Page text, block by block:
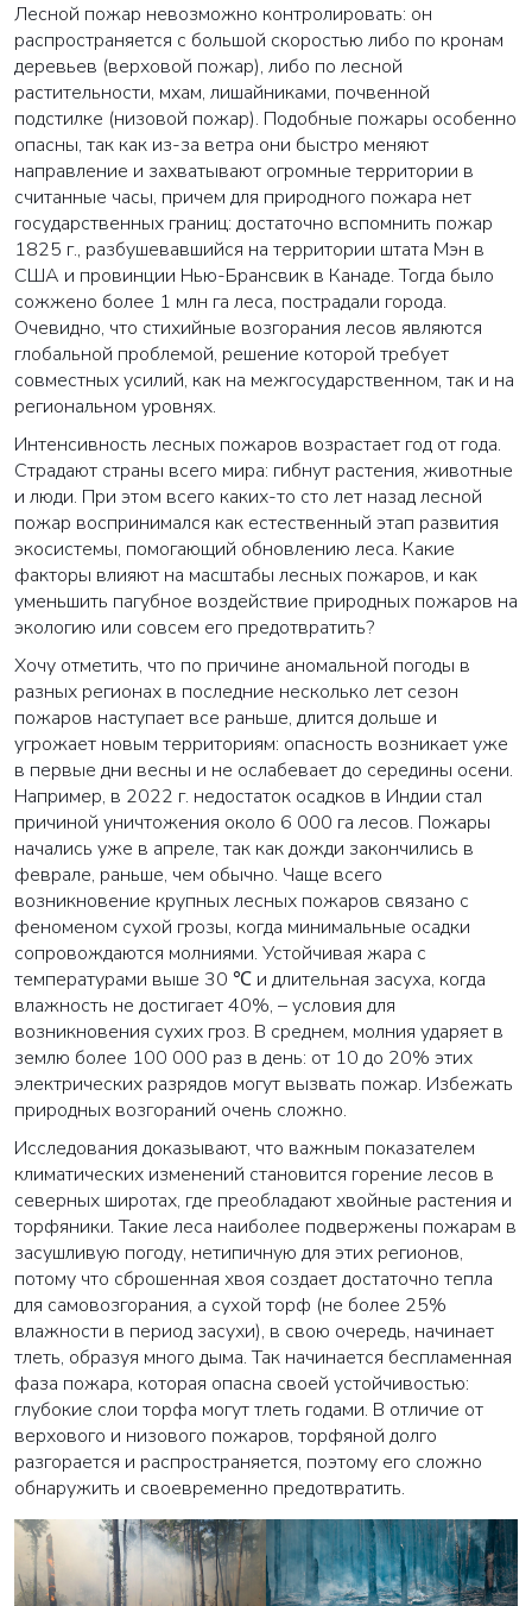
Лесной пожар невозможно контролировать: он
распространяется с большой скоростью либо по кронам
деревьев (верховой пожар), либо по лесной
растительности, мхам, лишайниками, почвенной
подстилке (низовой пожар). Подобные пожары особенно
опасны, так как из-за ветра они быстро меняют
направление и захватывают огромные территории в
считанные часы, причем для природного пожара нет
государственных границ: достаточно вспомнить пожар
1825 г., разбушевавшийся на территории штата Мэн в
США и провинции Нью-Брансвик в Канаде. Тогда было
сожжено более 1 млн га леса, пострадали города.
Очевидно, что стихийные возгорания лесов являются
глобальной проблемой, решение которой требует
совместных усилий, как на межгосударственном, так и на
региональном уровнях.
Интенсивность лесных пожаров возрастает год от года.
Страдают страны всего мира: гибнут растения, животные
и люди. При этом всего каких-то сто лет назад лесной
пожар воспринимался как естественный этап развития
экосистемы, помогающий обновлению леса. Какие
факторы влияют на масштабы лесных пожаров, и как
уменьшить пагубное воздействие природных пожаров на
экологию или совсем его предотвратить?
Хочу отметить, что по причине аномальной погоды в
разных регионах в последние несколько лет сезон
пожаров наступает все раньше, длится дольше и
угрожает новым территориям: опасность возникает уже
в первые дни весны и не ослабевает до середины осени.
Например, в 2022 г. недостаток осадков в Индии стал
причиной уничтожения около 6 000 га лесов. Пожары
начались уже в апреле, так как дожди закончились в
феврале, раньше, чем обычно. Чаще всего
возникновение крупных лесных пожаров связано с
феноменом сухой грозы, когда минимальные осадки
сопровождаются молниями. Устойчивая жара с
температурами выше 30 ℃ и длительная засуха, когда
влажность не достигает 40%, – условия для
возникновения сухих гроз. В среднем, молния ударяет в
землю более 100 000 раз в день: от 10 до 20% этих
электрических разрядов могут вызвать пожар. Избежать
природных возгораний очень сложно.
Исследования доказывают, что важным показателем
климатических изменений становится горение лесов в
северных широтах, где преобладают хвойные растения и
торфяники. Такие леса наиболее подвержены пожарам в
засушливую погоду, нетипичную для этих регионов,
потому что сброшенная хвоя создает достаточно тепла
для самовозгорания, а сухой торф (не более 25%
влажности в период засухи), в свою очередь, начинает
тлеть, образуя много дыма. Так начинается беспламенная
фаза пожара, которая опасна своей устойчивостью:
глубокие слои торфа могут тлеть годами. В отличие от
верхового и низового пожаров, торфяной долго
разгорается и распространяется, поэтому его сложно
обнаружить и своевременно предотвратить.